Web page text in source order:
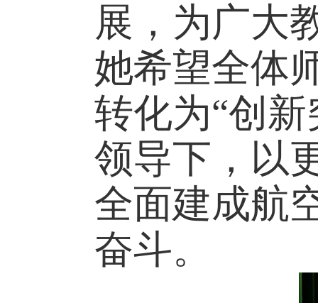
展，为广大
她希望全体
转化为“创
领导下，以
全面建成航
奋斗。